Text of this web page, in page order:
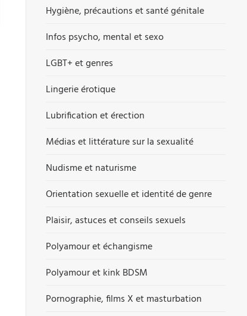
Hygiène, précautions et santé génitale
Infos psycho, mental et sexo
LGBT+ et genres
Lingerie érotique
Lubrification et érection
Médias et littérature sur la sexualité
Nudisme et naturisme
Orientation sexuelle et identité de genre
Plaisir, astuces et conseils sexuels
Polyamour et échangisme
Polyamour et kink BDSM
Pornographie, films X et masturbation